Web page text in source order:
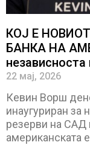
КОЈ Е
БАНКА НА
Трамп
22 мај, 2026
Кевин Ворш
инаугуриран за
резерви на САД
американската